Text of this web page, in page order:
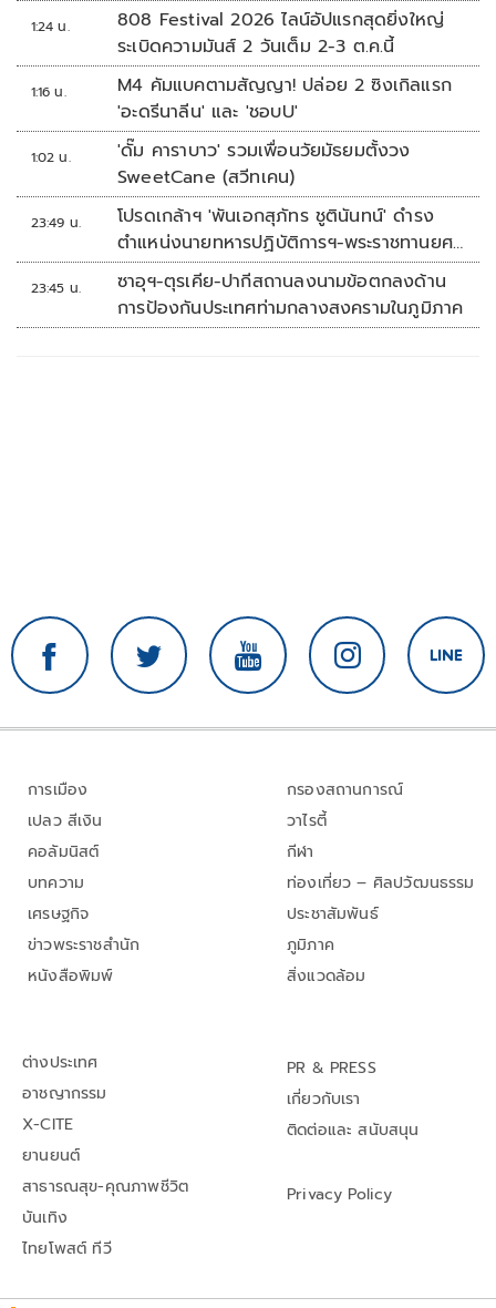
1:24 น.
808 Festival 2026 ไลน์อัปแรกสุดยิ่งใหญ่
ระเบิดความมันส์ 2 วันเต็ม 2-3 ต.ค.นี้
1:16 น.
M4 คัมแบคตามสัญญา! ปล่อย 2 ซิงเกิลแรก
'อะดรีนาลีน' และ 'ชอบU'
1:02 น.
'ดั๊ม คาราบาว' รวมเพื่อนวัยมัธยมตั้งวง
SweetCane (สวีทเคน)
23:49 น.
โปรดเกล้าฯ 'พันเอกสุภัทร ชูตินันทน์' ดำรง
ตำแหน่งนายทหารปฏิบัติการฯ-พระราชทานยศ
'พลตรี'
23:45 น.
ซาอุฯ-ตุรเคีย-ปากีสถานลงนามข้อตกลงด้าน
การป้องกันประเทศท่ามกลางสงครามในภูมิภาค
การเมือง
เปลว สีเงิน
คอลัมนิสต์
บทความ
เศรษฐกิจ
ข่าวพระราชสำนัก
หนังสือพิมพ์
กรองสถานการณ์
วาไรตี้
กีฬา
ท่องเที่ยว – ศิลปวัฒนธรรม
ประชาสัมพันธ์
ภูมิภาค
สิ่งแวดล้อม
ต่างประเทศ
อาชญากรรม
X-CITE
ยานยนต์
สาธารณสุข-คุณภาพชีวิต
บันเทิง
ไทยโพสต์ ทีวี
PR & PRESS
เกี่ยวกับเรา
ติดต่อและ สนับสนุน
Privacy Policy